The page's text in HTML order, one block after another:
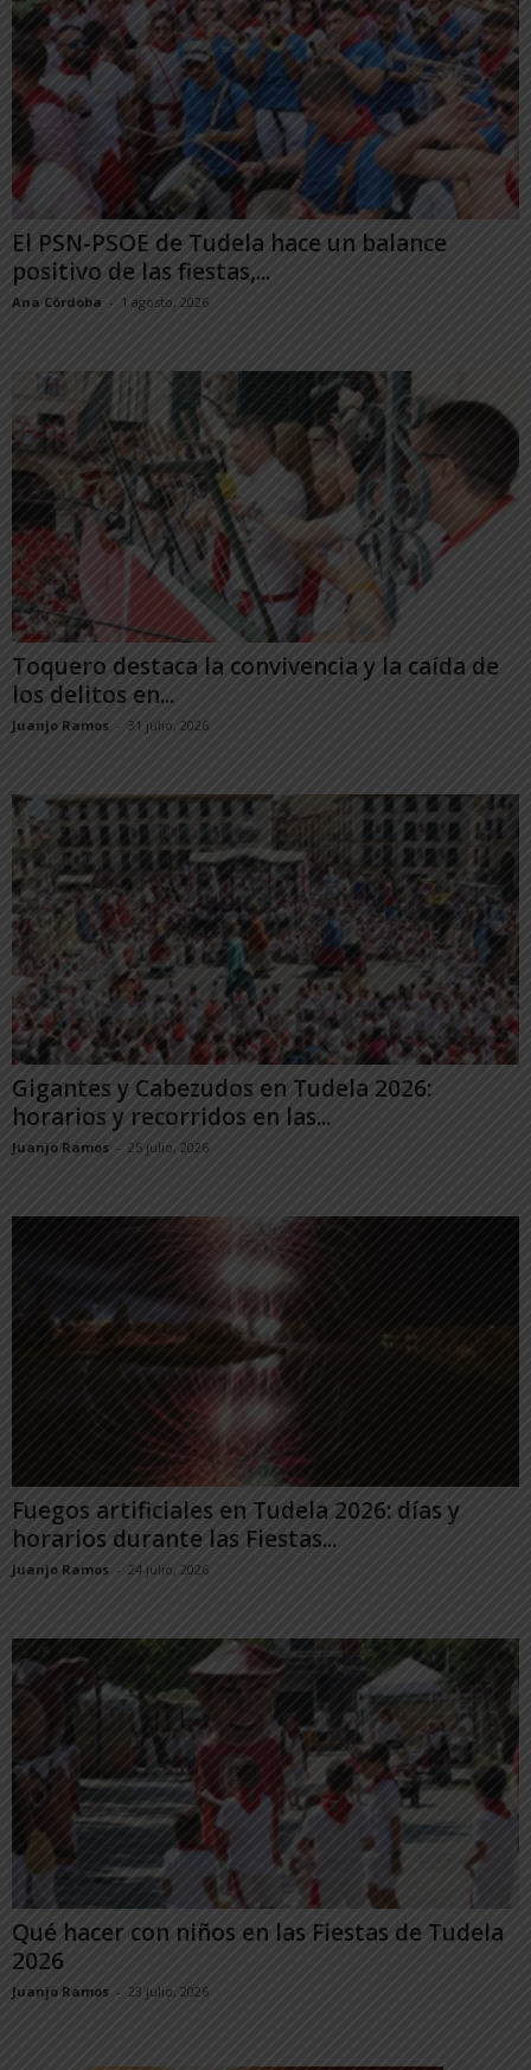
El PSN-PSOE de Tudela hace un balance
positivo de las fiestas,...
Ana Córdoba - 1 agosto, 2026
Toquero destaca la convivencia y la caída de
los delitos en...
Juanjo Ramos - 31 julio, 2026
Gigantes y Cabezudos en Tudela 2026:
horarios y recorridos en las...
Juanjo Ramos - 25 julio, 2026
Fuegos artificiales en Tudela 2026: días y
horarios durante las Fiestas...
Juanjo Ramos - 24 julio, 2026
Qué hacer con niños en las Fiestas de Tudela
2026
Juanjo Ramos - 23 julio, 2026